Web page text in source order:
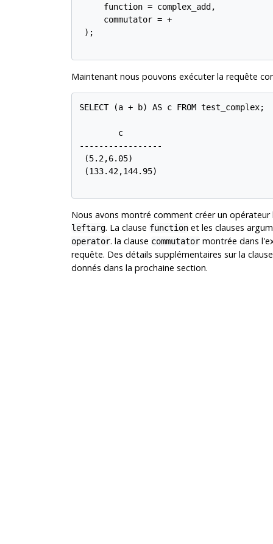
     function = complex_add,
     commutator = +
);
Maintenant nous pouvons exécuter la requête
SELECT (a + b) AS c FROM test_complex;
        c
-----------------
(5.2,6.05)
(133.42,144.95)
Nous avons montré comment créer un
leftarg. La clause functionet les clauses
operator. la clause commutatormontrée dans
requête. Des détails supplémentaires sur la
donnés dans la prochaine section.